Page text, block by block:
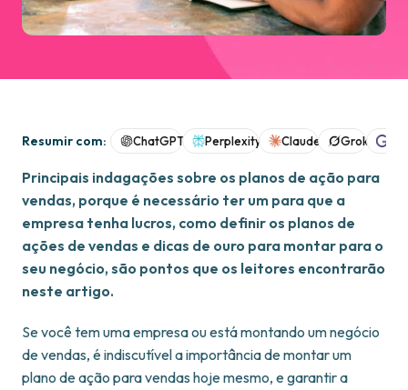
Resumir com: ChatGPT Perplexity Claude Grok
Principais indagações sobre os planos de ação para
vendas, porque é necessário ter um para que a
empresa tenha lucros, como definir os planos de
ações de vendas e dicas de ouro para montar para o
seu negócio, são pontos que os leitores encontrarão
neste artigo.
Se você tem uma empresa ou está montando um negócio
de vendas, é indiscutível a importância de montar um
plano de ação para vendas hoje mesmo, e garantir a